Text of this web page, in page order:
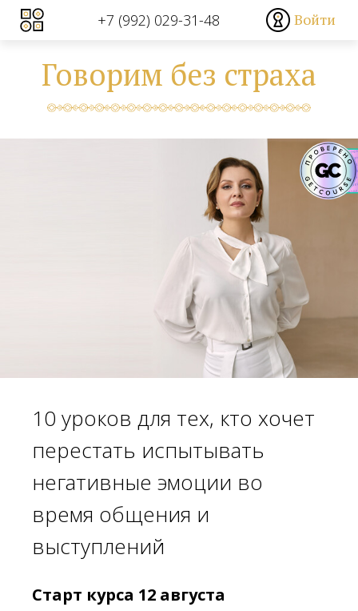
+7 (992) 029-31-48 Войти
Говорим без страха
Sometimes
10 уроков для тех, кто хочет
перестать испытывать
негативные эмоции во
время общения и
выступлений
Старт курса 12 августа